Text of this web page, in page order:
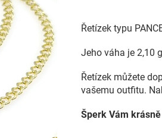
Řetízek typu
Jeho váha je 2,10
Řetízek můžete
vašemu outfitu.
Šperk Vám